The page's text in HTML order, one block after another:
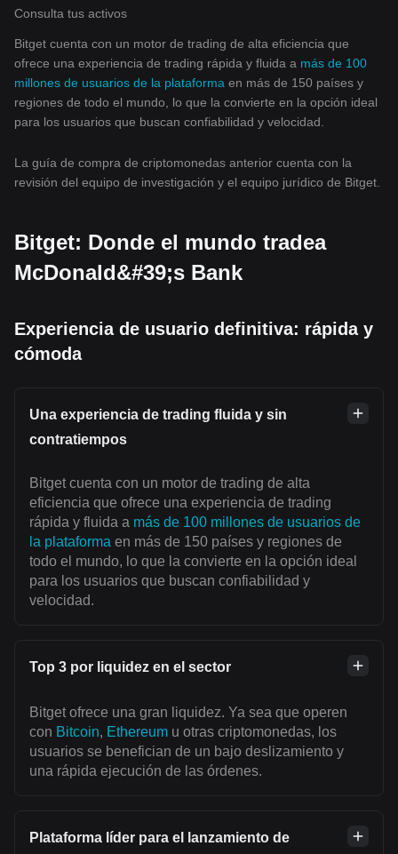
Consulta tus activos
Bitget cuenta con un motor de trading de alta eficiencia que
ofrece una experiencia de trading rápida y fluida a más de 100
millones de usuarios de la plataforma en más de 150 países y
regiones de todo el mundo, lo que la convierte en la opción ideal
para los usuarios que buscan confiabilidad y velocidad.
La guía de compra de criptomonedas anterior cuenta con la
revisión del equipo de investigación y el equipo jurídico de Bitget.
Bitget: Donde el mundo tradea
McDonald&#39;s Bank
Experiencia de usuario definitiva: rápida y
cómoda
Una experiencia de trading fluida y sin
contratiempos
Bitget cuenta con un motor de trading de alta
eficiencia que ofrece una experiencia de trading
rápida y fluida a más de 100 millones de usuarios de
la plataforma en más de 150 países y regiones de
todo el mundo, lo que la convierte en la opción ideal
para los usuarios que buscan confiabilidad y
velocidad.
Top 3 por liquidez en el sector
Bitget ofrece una gran liquidez. Ya sea que operen
con Bitcoin, Ethereum u otras criptomonedas, los
usuarios se benefician de un bajo deslizamiento y
una rápida ejecución de las órdenes.
Plataforma líder para el lanzamiento de